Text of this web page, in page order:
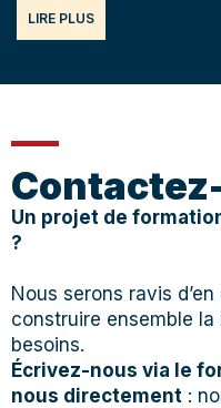
LIRE PLUS
Un projet de
?
Nous serons ravis
construire ensemble
besoins.
Écrivez-nous via le
nous directement :